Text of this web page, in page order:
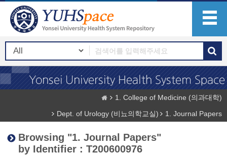
1. College of Medicine (의과대학)
Dept. of Urology (비뇨의학교실)
1. Journal Papers
Browsing "1. Journal Papers"
by Identifier : T200600976